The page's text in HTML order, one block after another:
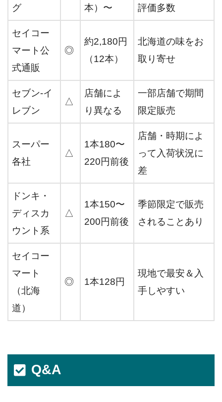
グ
本）〜
評価多数
セイコー
マート公
式通販
◎
約2,180円
（12本）
北海道の味をお
取り寄せ
セブン‐イ
レブン
△
店舗によ
り異なる
一部店舗で期間
限定販売
スーパー
各社
△
1本180〜
220円前後
店舗・時期によ
って入荷状況に
差
ドンキ・
ディスカ
ウント系
△
1本150〜
200円前後
季節限定で販売
されることあり
セイコー
マート
（北海
道）
◎ 1本128円
現地で最安＆入
手しやすい
Q&A